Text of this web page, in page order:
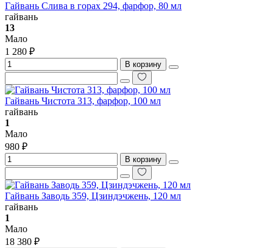
Гайвань Слива в горах 294, фарфор, 80 мл
гайвань
13
Мало
1 280 ₽
В корзину
Гайвань Чистота 313, фарфор, 100 мл
гайвань
1
Мало
980 ₽
В корзину
Гайвань Заводь 359, Цзиндэчжень, 120 мл
гайвань
1
Мало
18 380 ₽